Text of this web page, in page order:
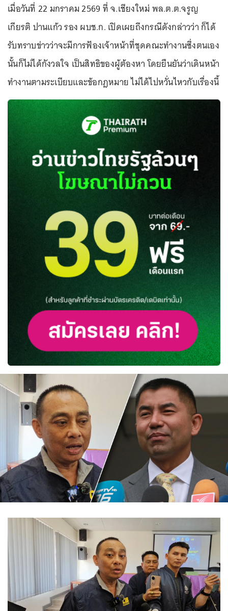
เมื่อวันที่ 22 มกราคม 2569 ที่ จ.เชียงใหม่ พล.ต.ต.จรูญ
เกียรติ ปานแก้ว รอง ผบช.ก. เปิดเผยถึงกรณีดังกล่าวว่า ก็ได้
รับทราบข่าวว่าจะมีการฟ้องเจ้าหน้าที่ชุดคณะทำงานซึ่งตนเอง
นั้นก็ไม่ได้กังวลใจ เป็นสิทธิของผู้ต้องหา โดยยืนยันว่าเดินหน้า
ทำงานตามระเบียบและข้อกฎหมาย ไม่ได้ไปหวั่นไหวกับเรื่องนี้